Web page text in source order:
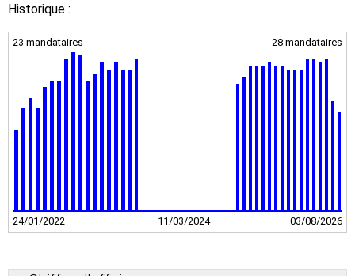
Historique :
23 mandataires 28 mandataires
24/01/2022 11/03/2024 03/08/2026